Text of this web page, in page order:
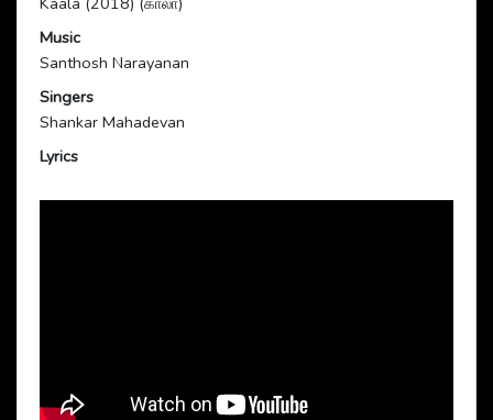
Music
Santhosh Narayanan
Singers
Shankar Mahadevan
Lyrics